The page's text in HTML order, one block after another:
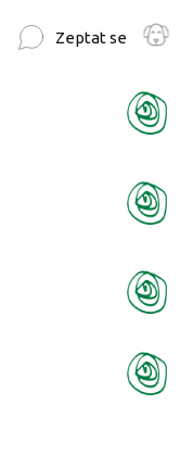
Zeptat se